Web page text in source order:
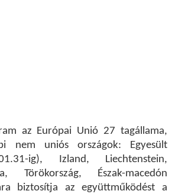
az Európai Unió 27 tagállama,
nem uniós országok: Egyesült
ig), Izland, Liechtenstein,
Törökország, Észak-macedón
biztosítja az együttműködést a